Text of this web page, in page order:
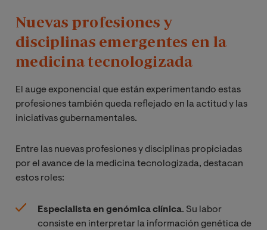
Nuevas profesiones y
disciplinas emergentes en la
medicina tecnologizada
El auge exponencial que están experimentando estas
profesiones también queda reflejado en la actitud y las
iniciativas gubernamentales.
Entre las nuevas profesiones y disciplinas propiciadas
por el avance de la medicina tecnologizada, destacan
estos roles:
Especialista en genómica clínica. Su labor
consiste en interpretar la información genética de